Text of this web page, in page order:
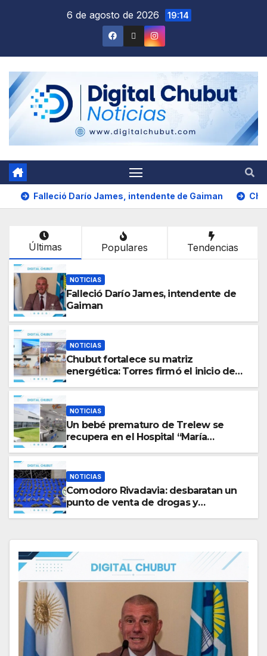
6 de agosto de 2026 19:14
Falleció Darío James, intendente de Gaiman
Últimas Populares Tendencias
NOTICIAS
Falleció Darío James, intendente de
Gaiman
NOTICIAS
Chubut fortalece su matriz
energética: Torres firmó el inicio de
NOTICIAS
Un bebé prematuro de Trelew se
recupera en el Hospital “María
Aires
NOTICIAS
Comodoro Rivadavia: desbaratan un
punto de venta de drogas y